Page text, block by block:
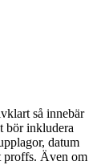
så innebär
bör inkludera
datum
proffs. Även om